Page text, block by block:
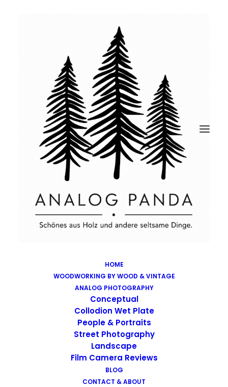
HOME
WOODWORKING BY WOOD & VINTAGE
ANALOG PHOTOGRAPHY
Conceptual
Collodion Wet Plate
People & Portraits
Street Photography
Landscape
Film Camera Reviews
BLOG
CONTACT & ABOUT
Images tagged "coronavirus"
Images tagged "coronavirus"